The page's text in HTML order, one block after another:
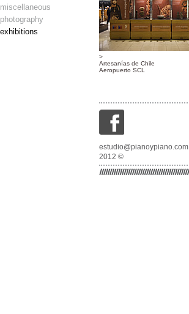
miscellaneous
photography
exhibitions
Artesanías de Chile
Aeropuerto SCL
estudio@pianoypiano.com
2012 ©